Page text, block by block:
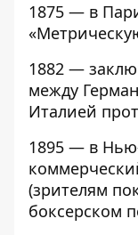
1875 — в
1882 —
между
Италией
1895 — в
(зрителям
боксерском